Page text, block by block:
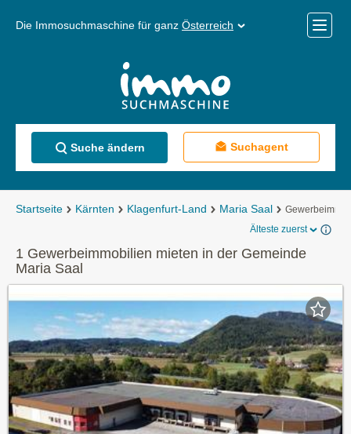
Die Immosuchmaschine für ganz Österreich
Menü
Suche ändern Suchagent
Startseite Kärnten Klagenfurt-Land Maria Saal
Älteste zuerst
1 Gewerbeimmobilien mieten in der Gemeinde
Maria Saal